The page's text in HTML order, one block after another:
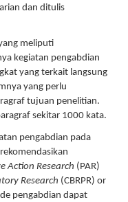
dan ditulis
meliputi
kegiatan pengabdian
yang terkait langsung
yang perlu
tujuan penelitian.
sekitar 1000 kata.
pengabdian pada
Action Research (PAR)
Research (CBRPR) or
pengabdian dapat